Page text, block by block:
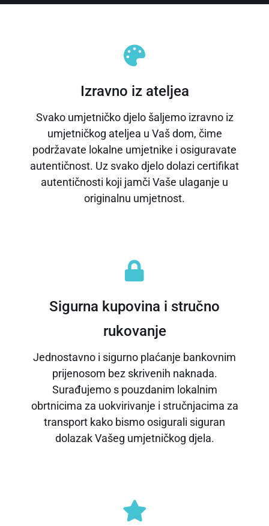
Izravno iz ateljea
Svako umjetničko djelo šaljemo izravno iz
umjetničkog ateljea u Vaš dom, čime
podržavate lokalne umjetnike i osiguravate
autentičnost. Uz svako djelo dolazi certifikat
autentičnosti koji jamči Vaše ulaganje u
originalnu umjetnost.
Sigurna kupovina i stručno
rukovanje
Jednostavno i sigurno plaćanje bankovnim
prijenosom bez skrivenih naknada.
Surađujemo s pouzdanim lokalnim
obrtnicima za uokvirivanje i stručnjacima za
transport kako bismo osigurali siguran
dolazak Vašeg umjetničkog djela.